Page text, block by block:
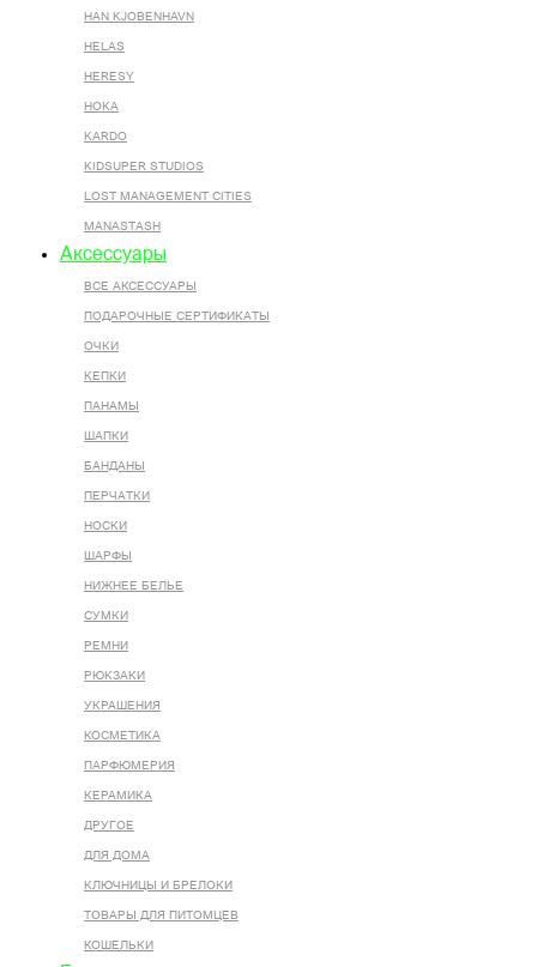
HAN KJOBENHAVN
HELAS
HERESY
HOKA
KARDO
KIDSUPER STUDIOS
LOST MANAGEMENT CITIES
MANASTASH
Аксессуары
ВСЕ AКСЕССУАРЫ
ПОДАРОЧНЫЕ СЕРТИФИКАТЫ
ОЧКИ
КЕПКИ
ПАНАМЫ
ШАПКИ
БАНДАНЫ
ПЕРЧАТКИ
НОСКИ
ШАРФЫ
НИЖНЕЕ БЕЛЬЕ
СУМКИ
РЕМНИ
РЮКЗАКИ
УКРАШЕНИЯ
КОСМЕТИКА
ПАРФЮМЕРИЯ
КЕРАМИКА
ДРУГОЕ
ДЛЯ ДОМА
КЛЮЧНИЦЫ И БРЕЛОКИ
ТОВАРЫ ДЛЯ ПИТОМЦЕВ
КОШЕЛЬКИ